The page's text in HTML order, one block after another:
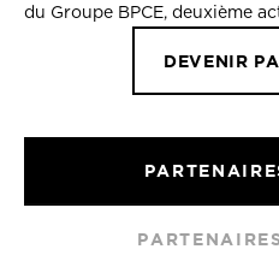
du Groupe BPCE, deuxième
DEVENIR